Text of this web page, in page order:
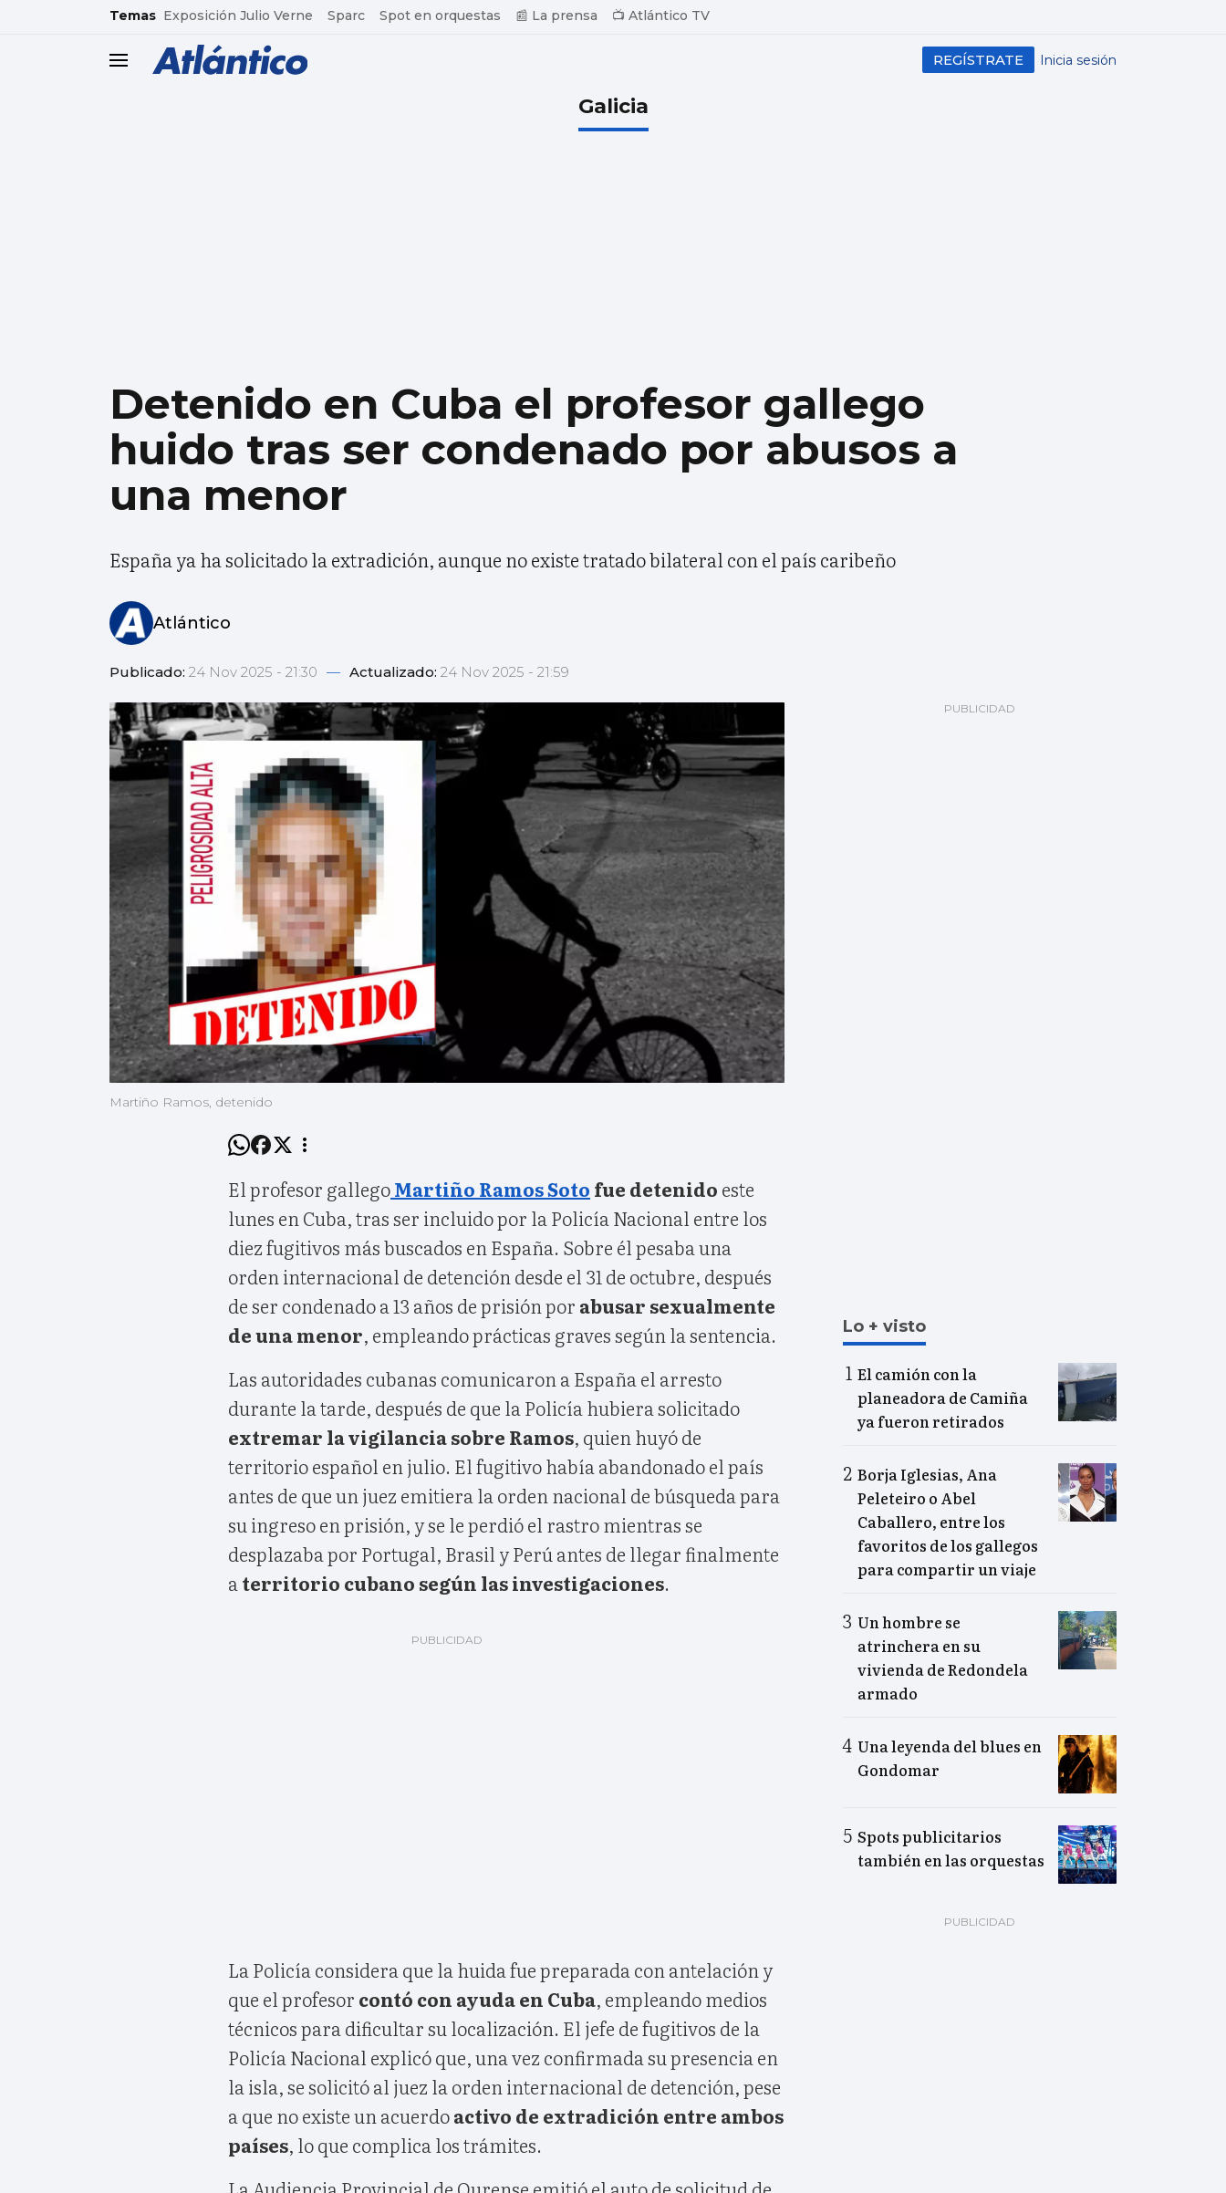
common.go-to-content
Temas Exposición Julio Verne Sparc Spot en orquestas 📰 La prensa 📺 Atlántico TV
header.menu.open Inicia sesión
REGÍSTRATE
Galicia
Detenido en Cuba el profesor gallego
huido tras ser condenado por abusos a
una menor
España ya ha solicitado la extradición, aunque no existe tratado bilateral con el país caribeño
Atlántico
Publicado: 24 Nov 2025 - 21:30 — Actualizado: 24 Nov 2025 - 21:59
Martiño Ramos, detenido
El profesor gallegoMartiño Ramos Soto fue detenido este
lunes en Cuba, tras ser incluido por la Policía Nacional entre los
diez fugitivos más buscados en España. Sobre él pesaba una
orden internacional de detención desde el 31 de octubre, después
de ser condenado a 13 años de prisión por abusar sexualmente
de una menor, empleando prácticas graves según la sentencia.
Las autoridades cubanas comunicaron a España el arresto
durante la tarde, después de que la Policía hubiera solicitado
extremar la vigilancia sobre Ramos, quien huyó de
territorio español en julio. El fugitivo había abandonado el país
antes de que un juez emitiera la orden nacional de búsqueda para
su ingreso en prisión, y se le perdió el rastro mientras se
desplazaba por Portugal, Brasil y Perú antes de llegar finalmente
a territorio cubano según las investigaciones.
La Policía considera que la huida fue preparada con antelación y
que el profesor contó con ayuda en Cuba, empleando medios
técnicos para dificultar su localización. El jefe de fugitivos de la
Policía Nacional explicó que, una vez confirmada su presencia en
la isla, se solicitó al juez la orden internacional de detención, pese
a que no existe un acuerdoactivo de extradición entre ambos
países, lo que complica los trámites.
Lo + visto
El camión con la
planeadora de Camiña
ya fueron retirados
Borja Iglesias, Ana
Peleteiro o Abel
Caballero, entre los
favoritos de los gallegos
para compartir un viaje
Un hombre se
atrinchera en su
vivienda de Redondela
armado
Una leyenda del blues en
Gondomar
Spots publicitarios
también en las orquestas